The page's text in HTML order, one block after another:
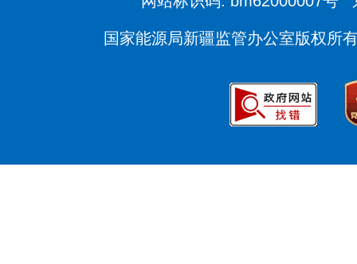
国家能源局新疆监管办公室版权所